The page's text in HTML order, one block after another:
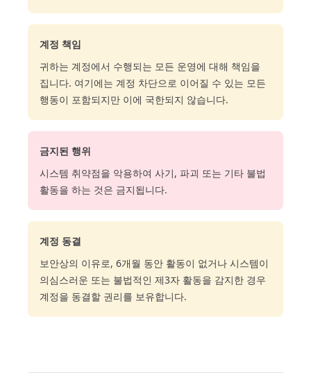
계정 책임
귀하는 계정에서 수행되는 모든 운영에 대해 책임을
집니다. 여기에는 계정 차단으로 이어질 수 있는 모든
행동이 포함되지만 이에 국한되지 않습니다.
금지된 행위
시스템 취약점을 악용하여 사기, 파괴 또는 기타 불법
활동을 하는 것은 금지됩니다.
계정 동결
보안상의 이유로, 6개월 동안 활동이 없거나 시스템이
의심스러운 또는 불법적인 제3자 활동을 감지한 경우
계정을 동결할 권리를 보유합니다.